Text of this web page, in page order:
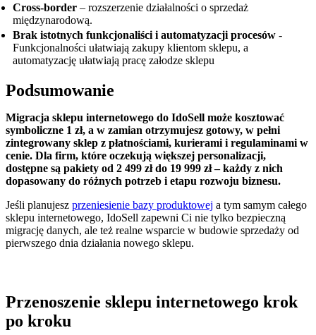
Cross-border – rozszerzenie działalności o sprzedaż
międzynarodową.
Brak istotnych funkcjonaliści i automatyzacji procesów -
Funkcjonalności ułatwiają zakupy klientom sklepu, a
automatyzację ułatwiają pracę załodze sklepu
Podsumowanie
Migracja sklepu internetowego do IdoSell może kosztować
symboliczne 1 zł, a w zamian otrzymujesz gotowy, w pełni
zintegrowany sklep z płatnościami, kurierami i regulaminami w
cenie. Dla firm, które oczekują większej personalizacji,
dostępne są pakiety od 2 499 zł do 19 999 zł – każdy z nich
dopasowany do różnych potrzeb i etapu rozwoju biznesu.
Jeśli planujesz przeniesienie bazy produktowej a tym samym całego
sklepu internetowego, IdoSell zapewni Ci nie tylko bezpieczną
migrację danych, ale też realne wsparcie w budowie sprzedaży od
pierwszego dnia działania nowego sklepu.
Przenoszenie sklepu internetowego krok
po kroku